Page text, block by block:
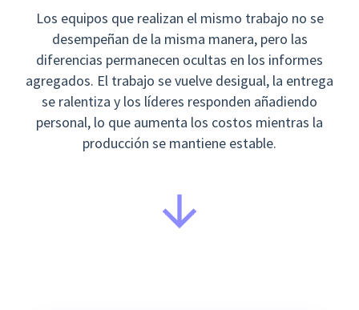
Los equipos que realizan el mismo trabajo no se
desempeñan de la misma manera, pero las
diferencias permanecen ocultas en los informes
agregados. El trabajo se vuelve desigual, la entrega
se ralentiza y los líderes responden añadiendo
personal, lo que aumenta los costos mientras la
producción se mantiene estable.